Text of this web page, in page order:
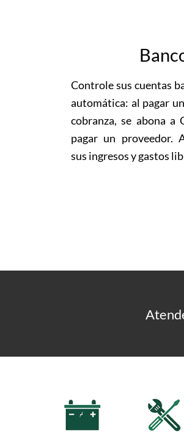
Controle sus cuentas
automática: al pagar
cobranza, se abona a
pagar un proveedor.
sus ingresos y gastos